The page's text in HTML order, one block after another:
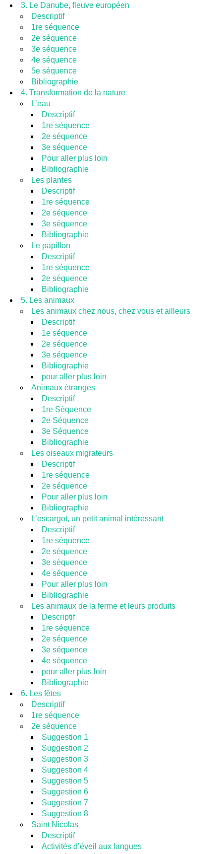
3. Le Danube, fleuve européen
Descriptif
1re séquence
2e séquence
3e séquence
4e séquence
5e séquence
Bibliographie
4. Transformation de la nature
L’eau
Descriptif
1re séquence
2e séquence
3e séquence
Pour aller plus loin
Bibliographie
Les plantes
Descriptif
1re séquence
2e séquence
3e séquence
Bibliographie
Le papillon
Descriptif
1re séquence
2e séquence
Bibliographie
5. Les animaux
Les animaux chez nous, chez vous et ailleurs
Descriptif
1e séquence
2e séquence
3e séquence
Bibliographie
pour aller plus loin
Animaux étranges
Descriptif
1re Séquence
2e Séquence
3e Séquence
Bibliographie
Les oiseaux migrateurs
Descriptif
1re séquence
2e séquence
Pour aller plus loin
Bibliographie
L’escargot, un petit animal intéressant
Descriptif
1re séquence
2e séquence
3e séquence
4e séquence
Pour aller plus loin
Bibliographie
Les animaux de la ferme et leurs produits
Descriptif
1re séquence
2e séquence
3e séquence
4e séquence
pour aller plus loin
Bibliographie
6. Les fêtes
Descriptif
1re séquence
2e séquence
Suggestion 1
Suggestion 2
Suggestion 3
Suggestion 4
Suggestion 5
Suggestion 6
Suggestion 7
Suggestion 8
Saint Nicolas
Descriptif
Activités d’éveil aux langues